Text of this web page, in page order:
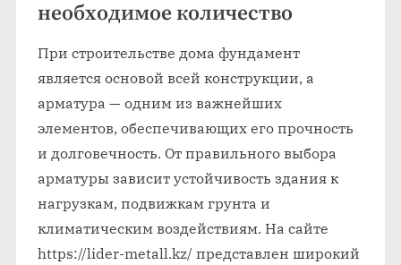
необходимое количество
При строительстве дома фундамент
является основой всей конструкции, а
арматура — одним из важнейших
элементов, обеспечивающих его прочность
и долговечность. От правильного выбора
арматуры зависит устойчивость здания к
нагрузкам, подвижкам грунта и
климатическим воздействиям. На сайте
https://lider-metall.kz/ представлен широкий